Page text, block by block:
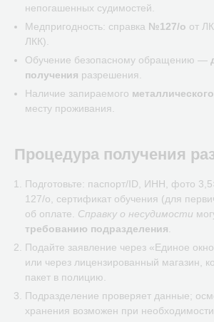
непогашенных судимостей.
Медпригодность: справка №127/о от
ЛКК).
Обучение безопасному обращению —
получения разрешения.
Наличие запираемого
месту проживания.
Процедура получения
Подготовьте: паспорт/ID, ИНН, фото
127/о, сертификат обучения (для
об оплате. Справку о несудимости
требованию подразделения
Подайте заявление через «Единое
или через лицензированный магазин,
пакет в полицию.
Подразделение проверяет данные;
хранения возможен при необходимости.